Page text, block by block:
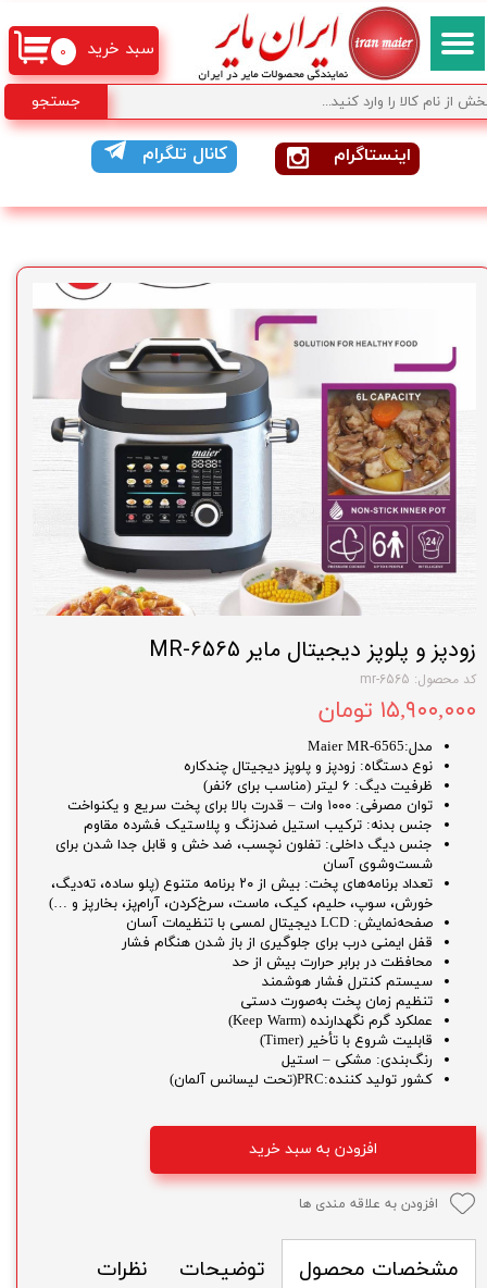
جستجو
کانال تلگرام اینستاگرام
۰ سبد خرید
زودپز و پلوپز دیجیتال مایر MR-6565
کد محصول: mr-6565
۱۵,۹۰۰,۰۰۰ تومان
مدل:Maier MR-6565
نوع دستگاه: زودپز و پلوپز دیجیتال چندکاره
ظرفیت دیگ: ۶ لیتر (مناسب برای ۶نفر)
توان مصرفی: ۱۰۰۰ وات – قدرت بالا برای پخت سریع و یکنواخت
جنس بدنه: ترکیب استیل ضدزنگ و پلاستیک فشرده مقاوم
جنس دیگ داخلی: تفلون نچسب، ضد خش و قابل جدا شدن برای
شست‌وشوی آسان
تعداد برنامه‌های پخت: بیش از ۲۰ برنامه متنوع (پلو ساده، ته‌دیگ،
خورش، سوپ، حلیم، کیک، ماست، سرخ‌کردن، آرام‌پز، بخارپز و …)
صفحه‌نمایش: LCD دیجیتال لمسی با تنظیمات آسان
قفل ایمنی درب برای جلوگیری از باز شدن هنگام فشار
محافظت در برابر حرارت بیش از حد
سیستم کنترل فشار هوشمند
تنظیم زمان پخت به‌صورت دستی
عملکرد گرم نگهدارنده (Keep Warm)
قابلیت شروع با تأخیر (Timer)
رنگ‌بندی: مشکی – استیل
کشور تولید کننده:PRC(تحت لیسانس آلمان)
افزودن به سبد خرید
افزودن به علاقه مندی ها
مشخصات محصول توضیحات نظرات